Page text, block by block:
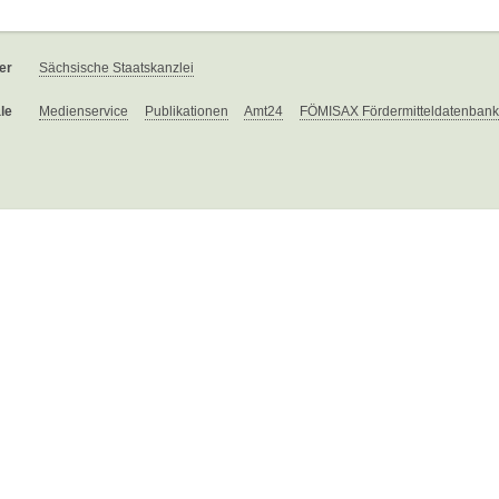
Sächsische Staatskanzlei
Medienservice Publikationen Amt24 FÖMISAX Fördermitteldatenbank